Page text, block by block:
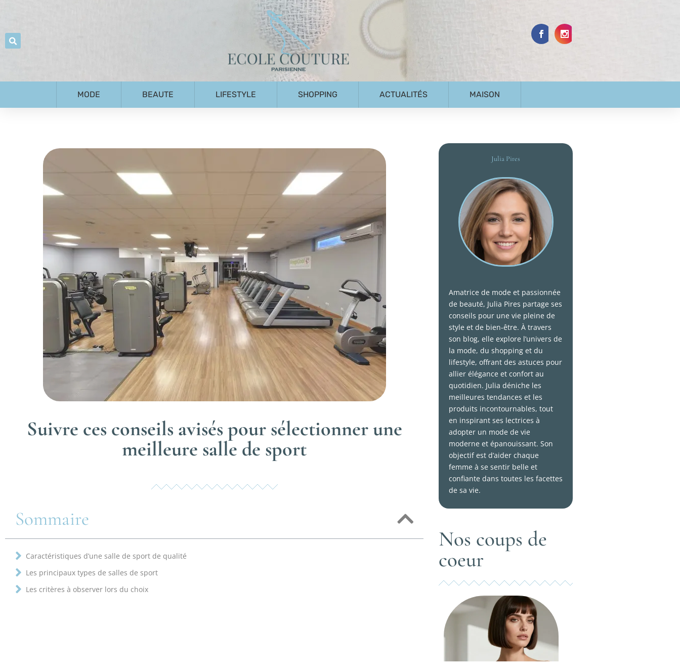
MODE BEAUTE LIFESTYLE SHOPPING ACTUALITÉS MAISON
Suivre ces conseils avisés pour sélectionner une
meilleure salle de sport
Sommaire
Caractéristiques d’une salle de sport de qualité
Les principaux types de salles de sport
Les critères à observer lors du choix
Julia Pires
Amatrice de mode et passionnée
de beauté, Julia Pires partage ses
conseils pour une vie pleine de
style et de bien-être. À travers
son blog, elle explore l’univers de
la mode, du shopping et du
lifestyle, offrant des astuces pour
allier élégance et confort au
quotidien. Julia déniche les
meilleures tendances et les
produits incontournables, tout
en inspirant ses lectrices à
adopter un mode de vie
moderne et épanouissant. Son
objectif est d’aider chaque
femme à se sentir belle et
confiante dans toutes les facettes
de sa vie.
Nos coups de
coeur